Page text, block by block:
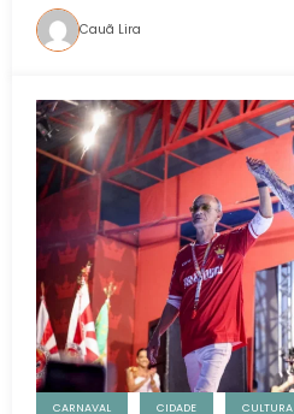
Cauã Lira
CARNAVAL CIDADE CULTURA